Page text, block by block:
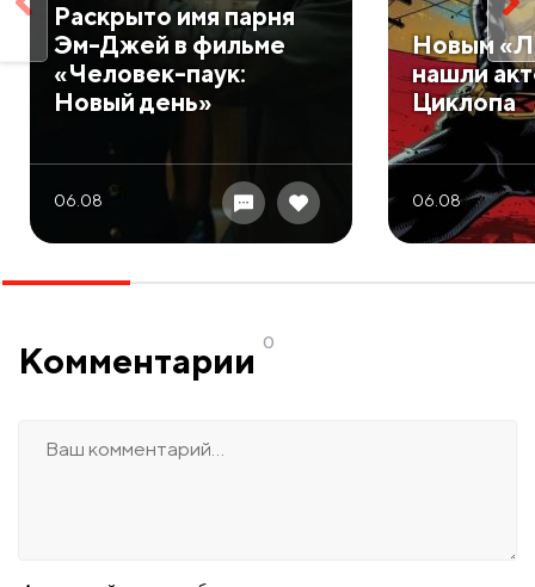
Раскрыто имя парня
Эм-Джей в фильме
«Человек-паук:
Новый день»
06.08
Новым
нашли
Циклопа
06.08
Комментарии 0